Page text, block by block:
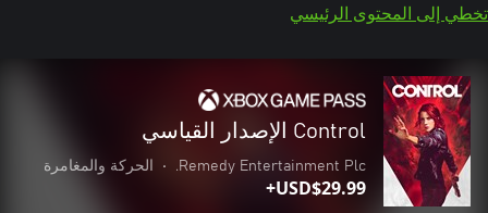
تخطي إلى المحتوى الرئيسي
Control الإصدار القياسي
Remedy Entertainment Plc.
• الحركة والمغامرة
USD$29.99+